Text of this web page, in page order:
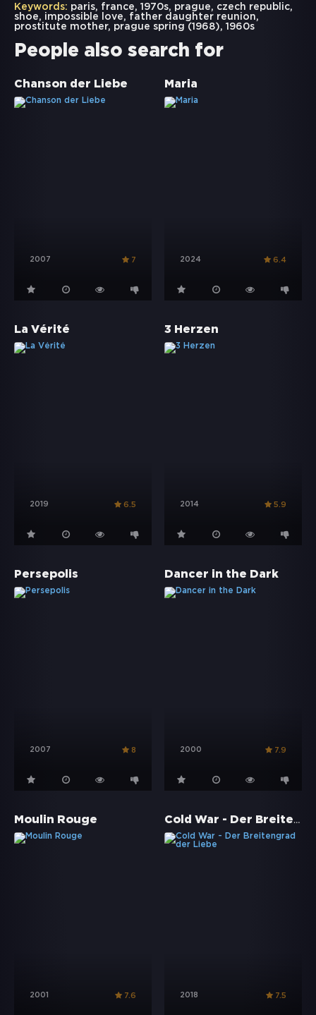
Keywords: paris, france, 1970s, prague, czech republic,
shoe, impossible love, father daughter reunion,
prostitute mother, prague spring (1968), 1960s
People also search for
Chanson der Liebe
2007 7
Maria
2024 6.4
La Vérité
2019 6.5
3 Herzen
2014 5.9
Persepolis
2007 8
Dancer in the Dark
2000 7.9
Moulin Rouge
2001 7.6
Cold War - Der Breitengrad der Liebe
2018 7.5